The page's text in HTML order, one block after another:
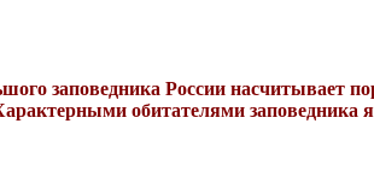
заповедника России насчитывает
обитателями